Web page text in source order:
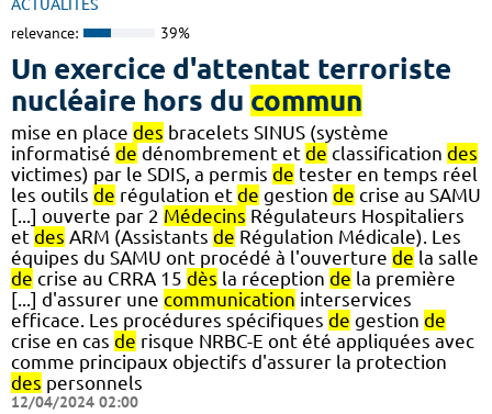
ACTUALITÉS
relevance: 39%
Un exercice d'attentat terroriste
nucléaire hors du commun
mise en place des bracelets SINUS (système
informatisé de dénombrement et de classification des
victimes) par le SDIS, a permis de tester en temps réel
les outils de régulation et de gestion de crise au SAMU
[...] ouverte par 2 Médecins Régulateurs Hospitaliers
et des ARM (Assistants de Régulation Médicale). Les
équipes du SAMU ont procédé à l'ouverture de la salle
de crise au CRRA 15 dès la réception de la première
[...] d'assurer une communication interservices
efficace. Les procédures spécifiques de gestion de
crise en cas de risque NRBC-E ont été appliquées avec
comme principaux objectifs d'assurer la protection
des personnels
12/04/2024 02:00